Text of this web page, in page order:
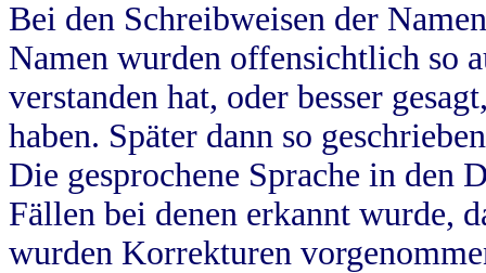
Bei den Schreibweisen der
Namen wurden offensichtlich so
verstanden hat, oder besser
haben. Später dann so
Die gesprochene Sprache in
Fällen bei denen erkannt wurde,
wurden Korrekturen